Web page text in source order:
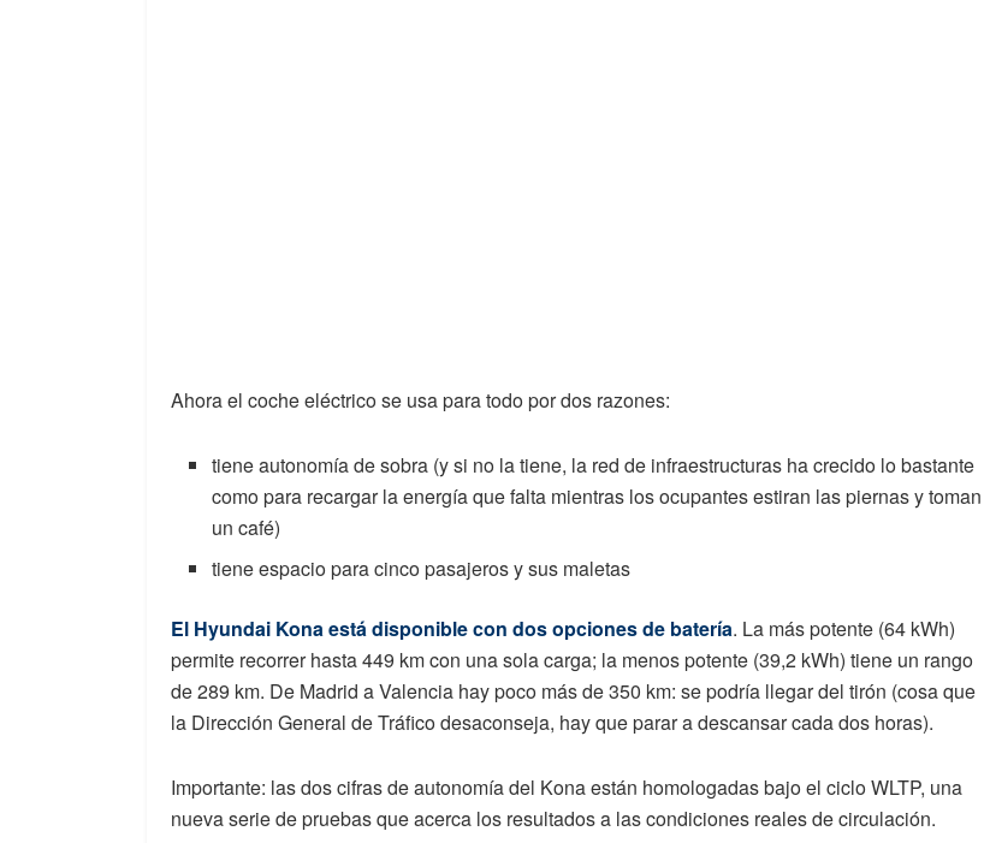
Ahora el coche eléctrico se usa para todo por dos razones:
tiene autonomía de sobra (y si no la tiene, la red de infraestructuras ha crecido lo bastante
como para recargar la energía que falta mientras los ocupantes estiran las piernas y toman
un café)
tiene espacio para cinco pasajeros y sus maletas
El Hyundai Kona está disponible con dos opciones de batería. La más potente (64 kWh)
permite recorrer hasta 449 km con una sola carga; la menos potente (39,2 kWh) tiene un rango
de 289 km. De Madrid a Valencia hay poco más de 350 km: se podría llegar del tirón (cosa que
la Dirección General de Tráfico desaconseja, hay que parar a descansar cada dos horas).
Importante: las dos cifras de autonomía del Kona están homologadas bajo el ciclo WLTP, una
nueva serie de pruebas que acerca los resultados a las condiciones reales de circulación.